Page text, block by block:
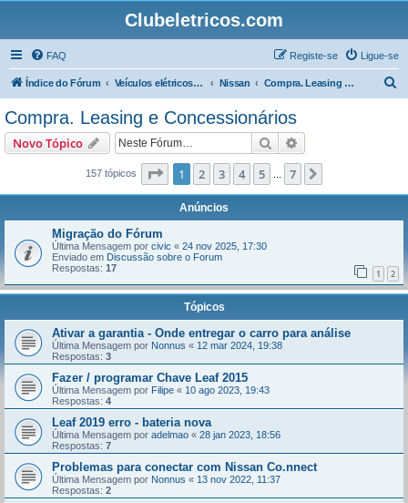
Clubeletricos.com
FAQ Ligue-se
Registe-se
Índice do Fórum Veículos elétricos e híbridos plug-in Nissan Compra. Leasing e Concessionários
Compra. Leasing e Concessionários
Novo Tópico Pesquisar
157 tópicos Página de
1 2 3 4 5 7
Anúncios
Migração do Fórum
Última Mensagem por civic « 24 nov 2025, 17:30
Enviado em Discussão sobre o Forum
Respostas: 17 1 2
Tópicos
Ativar a garantia - Onde entregar o carro para análise
Última Mensagem por Nonnus « 12 mar 2024, 19:38
Respostas: 3
Fazer / programar Chave Leaf 2015
Última Mensagem por Filipe « 10 ago 2023, 19:43
Respostas: 4
Leaf 2019 erro - bateria nova
Última Mensagem por adelmao « 28 jan 2023, 18:56
Respostas: 7
Problemas para conectar com Nissan Co.nnect
Última Mensagem por Nonnus « 13 nov 2022, 11:37
Respostas: 2